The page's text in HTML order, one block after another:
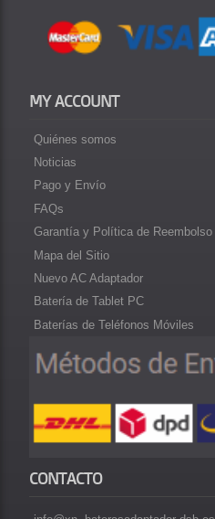
MY ACCOUNT
Quiénes somos
Noticias
Pago y Envío
FAQs
Garantía y Política de Reembolso
Mapa del Sitio
Nuevo AC Adaptador
Batería de Tablet PC
Baterías de Teléfonos Móviles
CONTACTO